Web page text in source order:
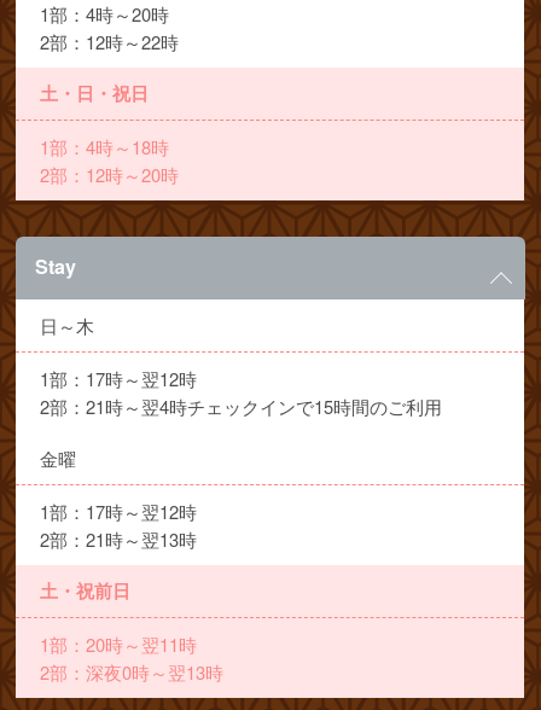
1部：4時～20時
2部：12時～22時
土・日・祝日
1部：4時～18時
2部：12時～20時
Stay
日～木
1部：17時～翌12時
2部：21時～翌4時チェックインで15時間のご利用
金曜
1部：17時～翌12時
2部：21時～翌13時
土・祝前日
1部：20時～翌11時
2部：深夜0時～翌13時